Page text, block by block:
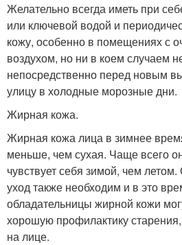
Желательно всегда иметь при
или ключевой водой и
кожу, особенно в помещениях с
воздухом, но ни в коем случаем
непосредственно перед новым
улицу в холодные морозные дни.
Жирная кожа.
Жирная кожа лица в зимнее
меньше, чем сухая. Чаще всего
чувствует себя зимой, чем
уход также необходим и в это
обладательницы жирной кожи
хорошую профилактику
на лице.